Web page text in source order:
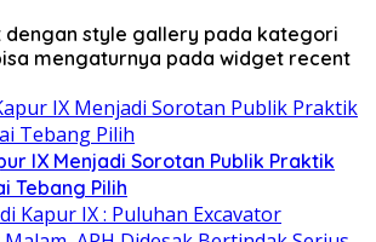
dengan style gallery pada kategori
mengaturnya pada widget recent
IX Menjadi Sorotan Publik Praktik
Tebang Pilih